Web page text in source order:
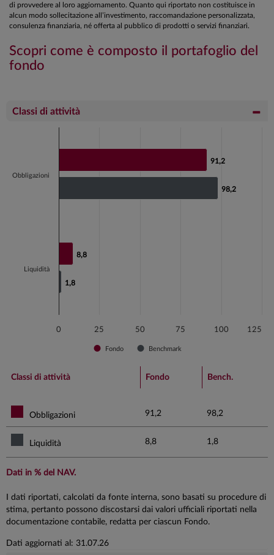
di provvedere al loro aggiornamento. Quanto qui riportato non costituisce in
alcun modo sollecitazione all’investimento, raccomandazione personalizzata,
consulenza finanziaria, né offerta al pubblico di prodotti o servizi finanziari.
Scopri come è composto il portafoglio del
fondo
Classi di attività
Bar chart with 2 data series.
The chart has 1 X axis displaying categories.
The chart has 1 Y axis displaying values. Data ranges
91,2
91,2
8,8
8,8
98,2
98,2
1,8
1,8
0 100
25 50 75 125
Fondo Benchmark
Obbligazioni
Liquidità
End of interactive chart.
Classi di attività Fondo Bench.
Obbligazioni 91,2 98,2
Liquidità 8,8 1,8
Dati in % del NAV.
I dati riportati, calcolati da fonte interna, sono basati su procedure di
stima, pertanto possono discostarsi dai valori ufficiali riportati nella
documentazione contabile, redatta per ciascun Fondo.
Dati aggiornati al: 31.07.26